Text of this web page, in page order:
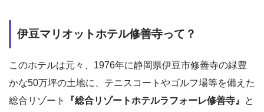
伊豆マリオットホテル修善寺って？
このホテルは元々、1976年に静岡県伊豆市修善寺の緑豊
かな50万坪の土地に、テニスコートやゴルフ場等を備えた
総合リゾート
『総合リゾートホテルラフォーレ修善寺』
と